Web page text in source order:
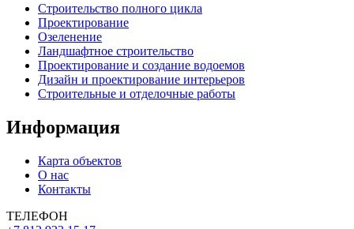
Строительство полного цикла
Проектирование
Озеленение
Ландшафтное строительство
Проектирование и создание водоемов
Дизайн и проектирование интерьеров
Строительные и отделочные работы
Информация
Карта объектов
О нас
Контакты
ТЕЛЕФОН